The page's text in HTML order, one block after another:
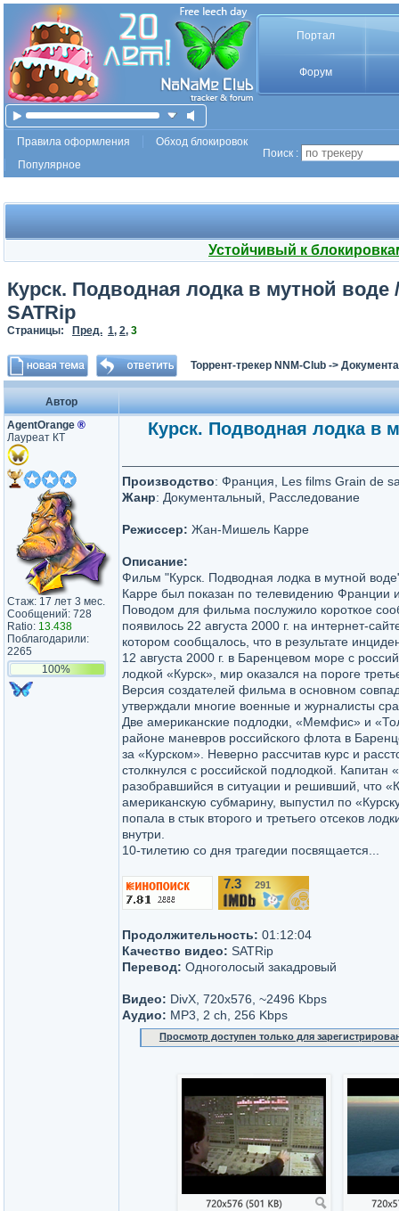
Портал
Форум
Правила оформления
Обход блокировок
Популярное
Поиск :
Устойчивый к
Курск. Подводная лодка в мутной
SATRip
Страницы: Пред. 1, 2, 3
Торрент-трекер NNM-Club ->
Автор
AgentOrange ®
Лауреат КТ
Стаж: 17 лет 3 мес.
Сообщений: 728
Ratio: 13.438
Поблагодарили:
2265
100%
Курск. Подводная лодка в
Производство: Франция, Les films Grain de
Жанр: Документальный, Расследование
Режиссер: Жан-Мишель Карре
Описание:
Фильм "Курск. Подводная лодка в мутной
Карре был показан по телевидению Франции
Поводом для фильма послужило короткое
появилось 22 августа 2000 г. на интернет-
котором сообщалось, что в результате
12 августа 2000 г. в Баренцевом море с
лодкой «Курск», мир оказался на пороге
Версия создателей фильма в основном
утверждали многие военные и журналисты
Две американские подлодки, «Мемфис» и
районе маневров российского флота в
за «Курском». Неверно рассчитав курс и
столкнулся с российской подлодкой. Капитан
разобравшийся в ситуации и решивший, что
американскую субмарину, выпустил по
попала в стык второго и третьего отсеков
внутри.
10-тилетию со дня трагедии посвящается...
7.3 291
Продолжительность: 01:12:04
Качество видео: SATRip
Перевод: Одноголосый закадровый
Видео: DivX, 720x576, ~2496 Kbps
Аудио: MP3, 2 ch, 256 Kbps
Просмотр доступен только для